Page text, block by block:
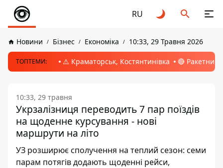
RU
Новини Бізнес Економіка 10:33, 29 Травня 2026
ТОПТЕМИ: ⚠️ Краматорськ, Костянтинівка 🔴 Ракетний
10:33, 29 травня
Укрзалізниця переводить 7 пар поїздів
на щоденне курсування - нові
маршрути на літо
УЗ розширює сполучення на теплий сезон: семи
парам потягів додають щоденні рейси,